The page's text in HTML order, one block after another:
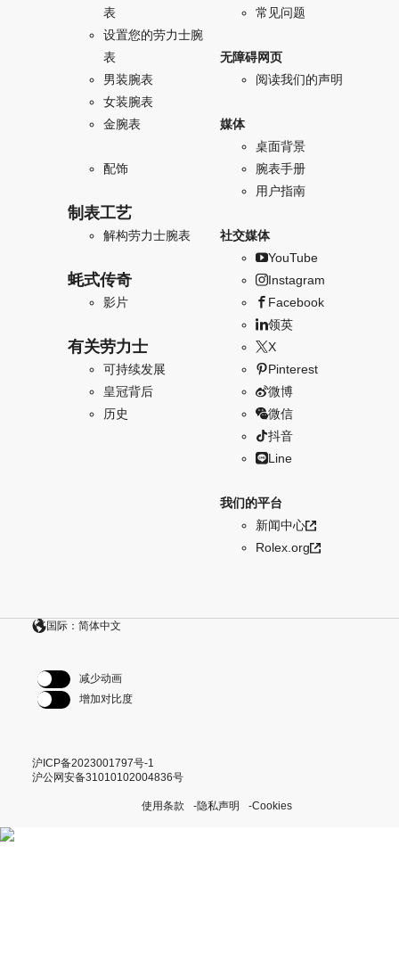
表
设置您的劳力士腕
表
男装腕表
女装腕表
金腕表
配饰
制表工艺
解构劳力士腕表
蚝式传奇
影片
有关劳力士
可持续发展
皇冠背后
历史
常见问题
无障碍网页
阅读我们的声明
媒体
桌面背景
腕表手册
用户指南
社交媒体
YouTube
Instagram
Facebook
领英
X
Pinterest
微博
微信
抖音
Line
我们的平台
新闻中心
Rolex.org
国际：简体中文
减少动画
增加对比度
沪ICP备2023001797号-1
沪公网安备31010102004836号
使用条款 隐私声明 Cookies